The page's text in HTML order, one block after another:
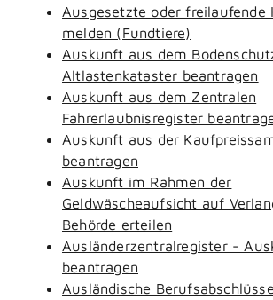
Ausgesetzte oder freilaufende
melden (Fundtiere)
Auskunft aus dem
Altlastenkataster beantragen
Auskunft aus dem Zentralen
Fahrerlaubnisregister
Auskunft aus der
beantragen
Auskunft im Rahmen der
Geldwäscheaufsicht auf
Behörde erteilen
Ausländerzentralregister -
beantragen
Ausländische